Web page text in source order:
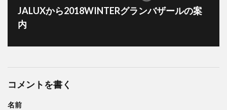
JALUXから2018WINTERグランバザールの案
内
コメントを書く
名前